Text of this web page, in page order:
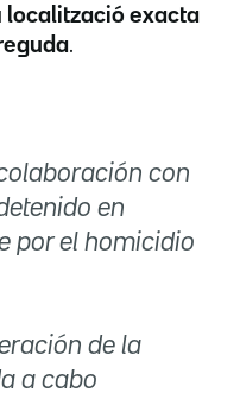
localització exacta
.
con
en
por el homicidio
de la
a cabo